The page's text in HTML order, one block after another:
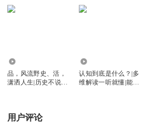
品，风流野史、活，
潇洒人生|历史不说的
认知到底是什么？|多
维解读一听就懂|能力
用户评论